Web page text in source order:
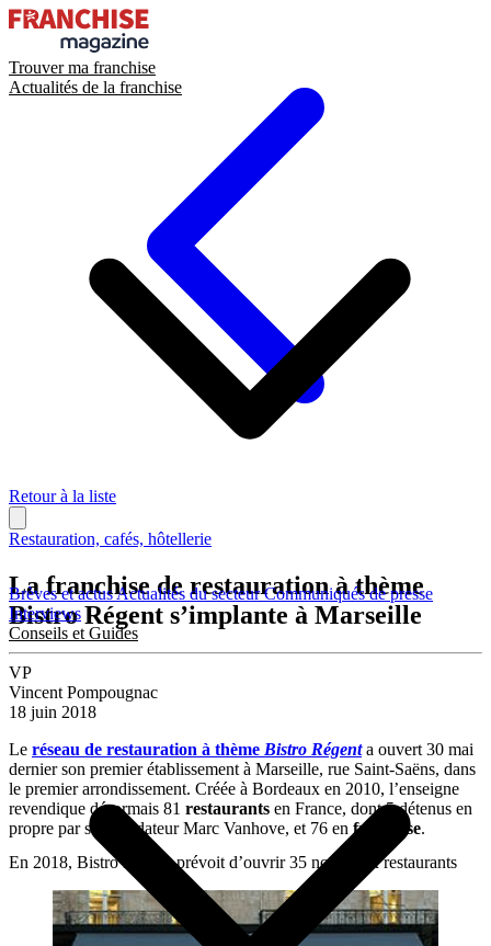
Trouver ma franchise
Actualités de la franchise
Brèves et actusActualités du secteurCommuniqués de presse
Interviews
Conseils et Guides
Retour à la liste
Restauration, cafés, hôtellerie
La franchise de restauration à thème
Bistro Régent s’implante à Marseille
VP
Vincent Pompougnac
18 juin 2018
Le réseau de restauration à thème Bistro Régenta ouvert 30 mai
dernier son premier établissement à Marseille, rue Saint-Saëns, dans
le premier arrondissement. Créée à Bordeaux en 2010, l’enseigne
revendique désormais 81 restaurants en France, dont 5 détenus en
propre par son fondateur Marc Vanhove, et 76 en franchise.
En 2018, Bistro Régent prévoit d’ouvrir 35 nouveaux restaurants